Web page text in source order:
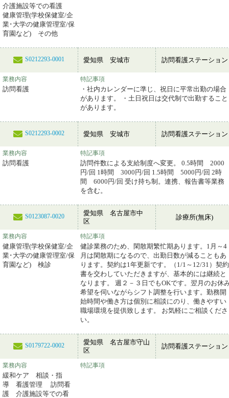
介護施設等での看護
健康管理(学校保健室/企
業･大学の健康管理室/保
育園など) その他
S0212293-0001 愛知県 安城市 訪問看護ステーション
業務内容
訪問看護
特記事項
・社内カレンダーに準じ、祝日に平常出勤の場合
があります。 ・土日祝日は交代制で出勤すること
があります。
S0212293-0002 愛知県 安城市 訪問看護ステーション
業務内容
訪問看護
特記事項
訪問件数による支給制度へ変更。 0.5時間 2000
円/回 1時間 3000円/回 1.5時間 5000円/回 2時
間 6000円/回 受け持ち制。連携、報告書等業務
を含む。
S0123087-0020
愛知県 名古屋市中
区
診療所(無床)
業務内容
健康管理(学校保健室/企
業･大学の健康管理室/保
育園など) 検診
特記事項
健診業務のため、閑散期繁忙期あります。1月～4
月は閑散期になるので、出勤日数が減ることもあ
ります。契約は1年更新です。（1/1～12/31）契約
書を交わしていただきますが、基本的には継続と
なります。 週２－３日でもOKです。翌月のお休
希望を伺いながらシフト調整を行います。勤務開
始時間や働き方は個別に相談にのり、働きやすい
職場環境を提供致します。 お気軽にご相談くださ
い。
S0179722-0002
愛知県 名古屋市守山
区
訪問看護ステーション
業務内容
緩和ケア 相談・指
導 看護管理 訪問看
護 介護施設等での看
特記事項